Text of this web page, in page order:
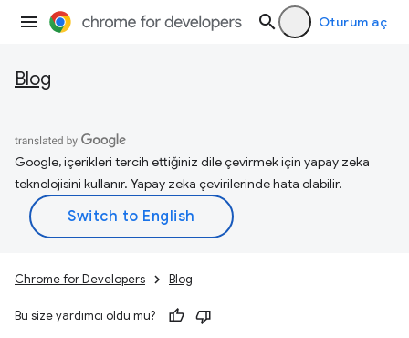
Oturum aç
Blog
Google, içerikleri tercih ettiğiniz dile çevirmek için yapay zeka
teknolojisini kullanır. Yapay zeka çevirilerinde hata olabilir.
Chrome for Developers Blog
Bu size yardımcı oldu mu?